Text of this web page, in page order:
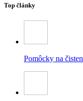
Top články
Pomôcky na